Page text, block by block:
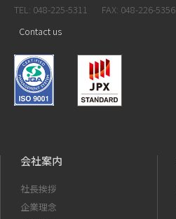
TEL: 048-225-5311
FAX: 048-226-5356
Contact us
会社案内
社長挨拶
企業理念